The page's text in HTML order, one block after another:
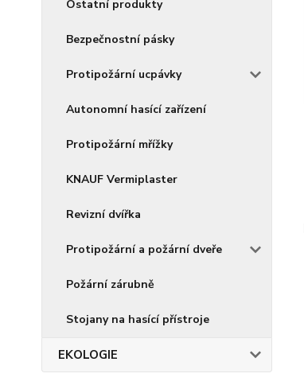
Ostatní produkty
Bezpečnostní pásky
Protipožární ucpávky
Autonomní hasící zařízení
Protipožární mřížky
KNAUF Vermiplaster
Revizní dvířka
Protipožární a požární dveře
Požární zárubně
Stojany na hasící přístroje
EKOLOGIE